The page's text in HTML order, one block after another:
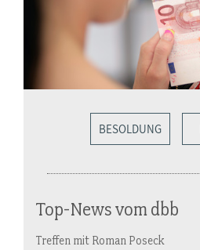
BESOLDUNG
Top-News vom dbb
Treffen mit Roman Poseck